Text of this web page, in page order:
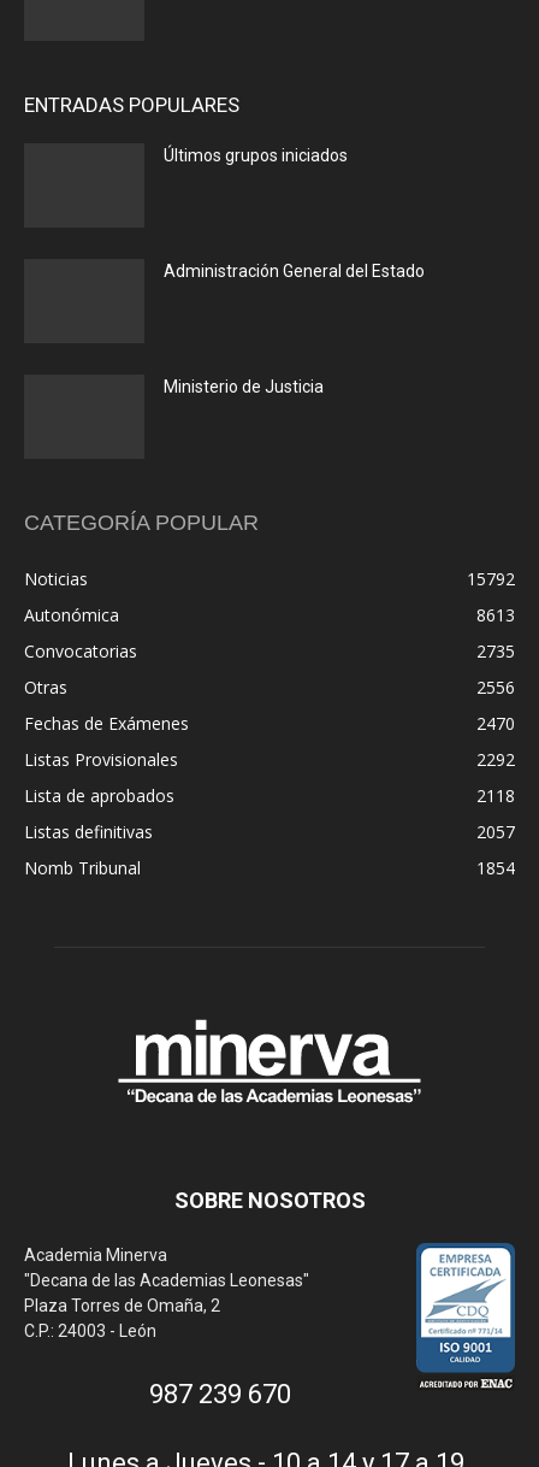
ENTRADAS POPULARES
Últimos grupos iniciados
Administración General del Estado
Ministerio de Justicia
CATEGORÍA POPULAR
Noticias
15792
Autonómica
8613
Convocatorias
2735
Otras
2556
Fechas de Exámenes
2470
Listas Provisionales
2292
Lista de aprobados
2118
Listas definitivas
2057
Nomb Tribunal
1854
SOBRE NOSOTROS
Academia Minerva
"Decana de las Academias Leonesas"
Plaza Torres de Omaña, 2
C.P.: 24003 - León
987 239 670